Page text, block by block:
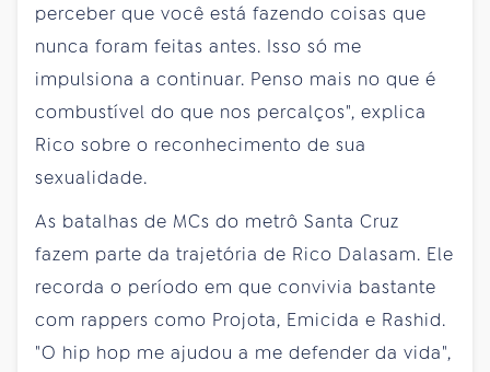
perceber que você está fazendo coisas que
nunca foram feitas antes. Isso só me
impulsiona a continuar. Penso mais no que é
combustível do que nos percalços", explica
Rico sobre o reconhecimento de sua
sexualidade.
As batalhas de MCs do metrô Santa Cruz
fazem parte da trajetória de Rico Dalasam. Ele
recorda o período em que convivia bastante
com rappers como Projota, Emicida e Rashid.
"O hip hop me ajudou a me defender da vida",